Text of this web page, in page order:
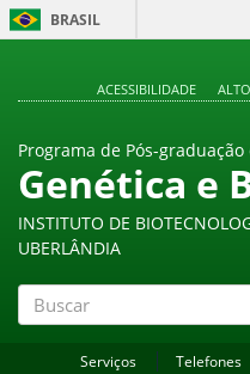
BRASIL
ACESSIBILIDADE
Programa de Pós-graduação
Genética e
INSTITUTO DE
UBERLÂNDIA
Serviços Telefones